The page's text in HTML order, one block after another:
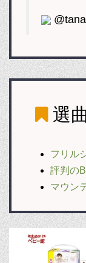
選曲
フリル
評判の
マウン